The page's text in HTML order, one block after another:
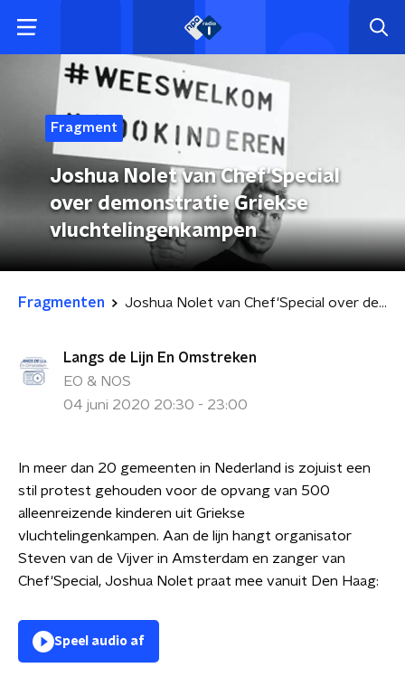
Fragment
Joshua Nolet van Chef'Special
over demonstratie Griekse
vluchtelingenkampen
Fragmenten Joshua Nolet van Chef'Special over demonstratie Griekse vluchtelingenkampen
Langs de Lijn En Omstreken
EO & NOS
04 juni 2020 20:30 - 23:00
In meer dan 20 gemeenten in Nederland is zojuist een
stil protest gehouden voor de opvang van 500
alleenreizende kinderen uit Griekse
vluchtelingenkampen. Aan de lijn hangt organisator
Steven van de Vijver in Amsterdam en zanger van
Chef'Special, Joshua Nolet praat mee vanuit Den Haag:
Speel audio af